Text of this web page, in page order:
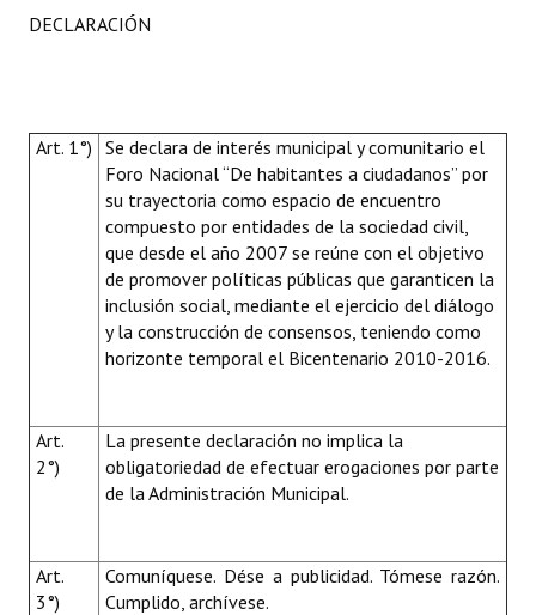
DECLARACIÓN
Art. 1°) Se declara de interés municipal y comunitario el
Foro Nacional “De habitantes a ciudadanos” por
su trayectoria como espacio de encuentro
compuesto por entidades de la sociedad civil,
que desde el año 2007 se reúne con el objetivo
de promover políticas públicas que garanticen la
inclusión social, mediante el ejercicio del diálogo
y la construcción de consensos, teniendo como
horizonte temporal el Bicentenario 2010-2016.
Art.
2°)
La presente declaración no implica la
obligatoriedad de efectuar erogaciones por parte
de la Administración Municipal.
Art.
3°)
Comuníquese. Dése a publicidad. Tómese razón.
Cumplido, archívese.